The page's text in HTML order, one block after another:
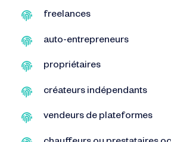
freelances
auto-entrepreneurs
propriétaires
créateurs indépendants
vendeurs de plateformes